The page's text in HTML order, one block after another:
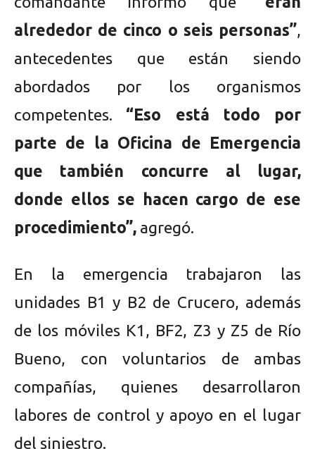
alrededor de cinco o seis personas”,
antecedentes que están siendo
abordados por los organismos
competentes. “Eso está todo por
parte de la Oficina de Emergencia
que también concurre al lugar,
donde ellos se hacen cargo de ese
procedimiento”, agregó.
En la emergencia trabajaron las
unidades B1 y B2 de Crucero, además
de los móviles K1, BF2, Z3 y Z5 de Río
Bueno, con voluntarios de ambas
compañías, quienes desarrollaron
labores de control y apoyo en el lugar
del siniestro.